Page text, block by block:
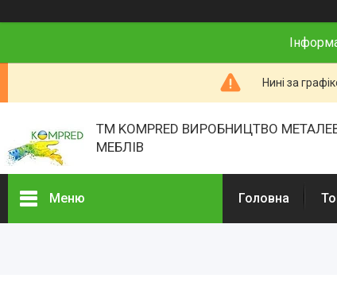
Нині за
ТМ KOMPRED ВИРОБНИЦТВО
МЕБЛІВ
Меню Головна